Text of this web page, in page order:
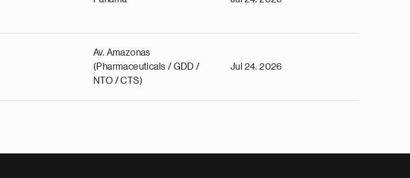
Av. Amazonas
(Pharmaceuticals / GDD /
NTO / CTS)
Jul 24, 2026